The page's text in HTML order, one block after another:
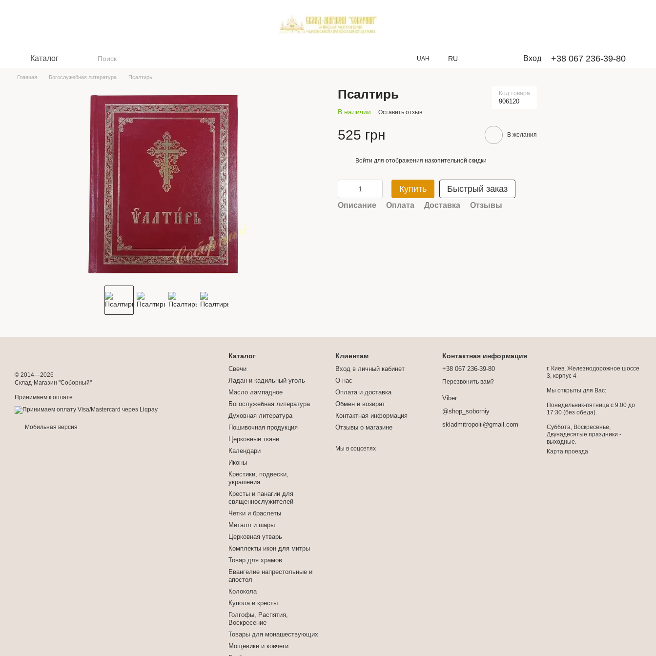
Каталог UAH RU Вход +38 067 236-39-80
Главная Богослужебная литература Псалтирь
Псалтирь Код товара
906120
В наличии Оставить отзыв
525 грн В желания
Войти для отображения накопительной скидки
Купить Быстрый заказ
Описание Оплата Доставка Отзывы
© 2014—2026
Склад-Магазин "Соборный"
Принимаем к оплате
Мобильная версия
Каталог
Свечи
Ладан и кадильный уголь
Масло лампадное
Богослужебная литература
Духовная литература
Пошивочная продукция
Церковные ткани
Календари
Иконы
Крестики, подвески,
украшения
Кресты и панагии для
священнослужителей
Четки и браслеты
Металл и шары
Церковная утварь
Комплекты икон для митры
Товар для храмов
Евангелие напрестольные и
апостол
Колокола
Купола и кресты
Голгофы, Распятия,
Воскресение
Товары для монашествующих
Мощевики и ковчеги
Клиентам
Вход в личный кабинет
О нас
Оплата и доставка
Обмен и возврат
Контактная информация
Отзывы о магазине
Мы в соцсетях
Контактная информация
+38 067 236-39-80
Перезвонить вам?
Viber
@shop_soborniy
skladmitropolii@gmail.com
г. Киев, Железнодорожное шоссе
3, корпус 4
Мы открыты для Вас:
Понедельник-пятница с 9:00 до
17:30 (без обеда).
Суббота, Воскресенье,
Двунадесятые праздники -
выходные.
Карта проезда